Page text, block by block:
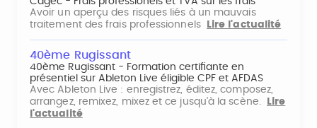
Avoir un aperçu des risques liés à un mauvais
traitement des frais professionnels
Lire l'actualité
40ème Rugissant
40ème Rugissant - Formation certifiante en
présentiel sur Ableton Live éligible CPF et AFDAS
Avec Ableton Live : enregistrez, éditez, composez,
arrangez, remixez, mixez et ce jusqu'à la scène.
Lire
l'actualité